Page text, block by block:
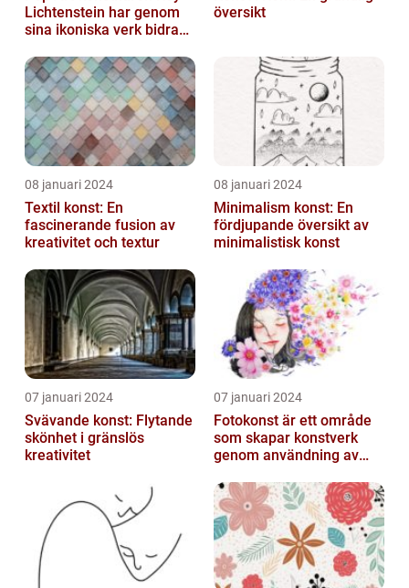
Lichtenstein har genom
sina ikoniska verk bidragit
översikt
08 januari 2024
Textil konst: En
fascinerande fusion av
kreativitet och textur
08 januari 2024
Minimalism konst: En
fördjupande översikt av
minimalistisk konst
07 januari 2024
Svävande konst: Flytande
skönhet i gränslös
kreativitet
07 januari 2024
Fotokonst är ett område
som skapar konstverk
genom användning av